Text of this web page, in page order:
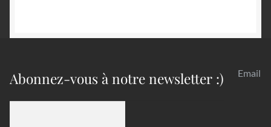
Abonnez-vous à notre newsletter :) Email